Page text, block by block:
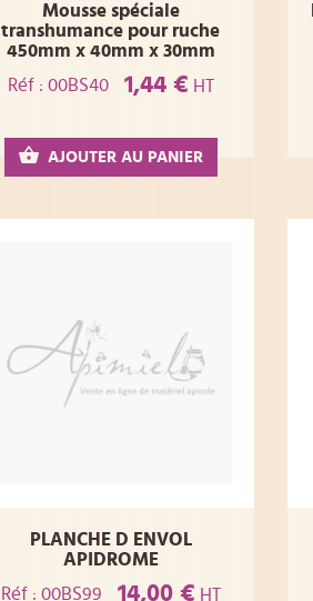
Mousse spéciale
transhumance pour ruche
450mm x 40mm x 30mm
Réf : 00BS40
1,44 € HT
AJOUTER AU PANIER
PLANCHE D ENVOL
APIDROME
Réf : 00BS99
14,00 € HT